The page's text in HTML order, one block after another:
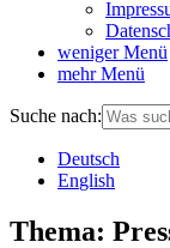
wenigerMenü
mehrMenü
Suche nach:
Deutsch
English
Thema: